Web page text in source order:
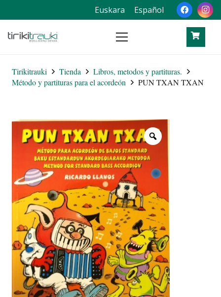
Euskara Español
Tirikitrauki Tienda
Libros, metodos y partituras.
Método y partituras para el acordeón
PUN TXAN TXAN